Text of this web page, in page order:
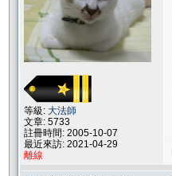
等級: 大法師
文章: 5733
註冊時間: 2005-10-07
最近來訪: 2021-04-29
離線